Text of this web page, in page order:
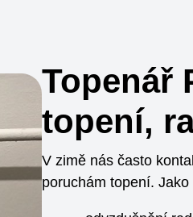
Topenář
topení,
V zimě nás často
poruchám topení. Jako